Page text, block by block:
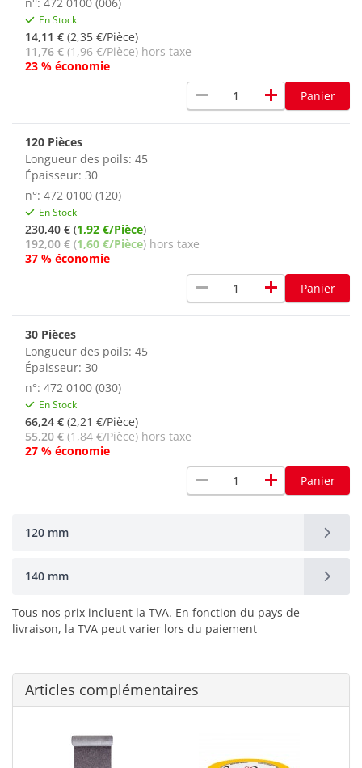
En Stock
14,11 € (2,35 €/Pièce)
11,76 € (1,96 €/Pièce) hors taxe
23 % économie
remove add Panier
120 Pièces
Longueur des poils: 45
Épaisseur: 30
n°: 472 0100 (120)
En Stock
230,40 € (1,92 €/Pièce)
192,00 € (1,60 €/Pièce) hors taxe
37 % économie
remove add Panier
30 Pièces
Longueur des poils: 45
Épaisseur: 30
n°: 472 0100 (030)
En Stock
66,24 € (2,21 €/Pièce)
55,20 € (1,84 €/Pièce) hors taxe
27 % économie
remove add Panier
120 mm
140 mm
Tous nos prix incluent la TVA. En fonction du pays de
livraison, la TVA peut varier lors du paiement
Articles complémentaires